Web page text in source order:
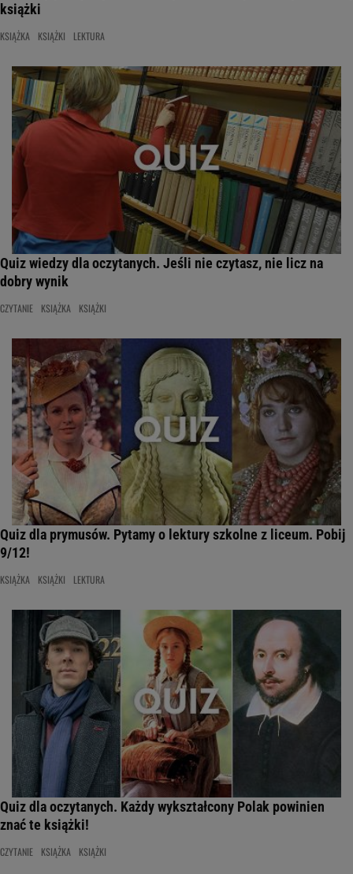
książki
KSIĄŻKA KSIĄŻKI LEKTURA
Quiz wiedzy dla oczytanych. Jeśli nie czytasz, nie licz na
dobry wynik
CZYTANIE KSIĄŻKA KSIĄŻKI
Quiz dla prymusów. Pytamy o lektury szkolne z liceum. Pobij
9/12!
KSIĄŻKA KSIĄŻKI LEKTURA
Quiz dla oczytanych. Każdy wykształcony Polak powinien
znać te książki!
CZYTANIE KSIĄŻKA KSIĄŻKI